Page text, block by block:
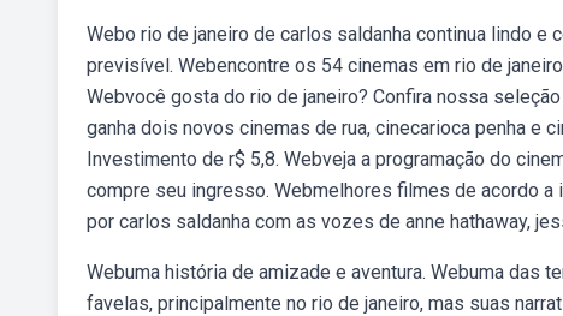
Webo rio de janeiro de carlos saldanha continua lindo
previsível. Webencontre os 54 cinemas em rio de
Webvocê gosta do rio de janeiro? Confira nossa
ganha dois novos cinemas de rua, cinecarioca penha e
Investimento de r$ 5,8. Webveja a programação do
compre seu ingresso. Webmelhores filmes de acordo
por carlos saldanha com as vozes de anne hathaway,
Webuma história de amizade e aventura. Webuma das
favelas, principalmente no rio de janeiro, mas suas